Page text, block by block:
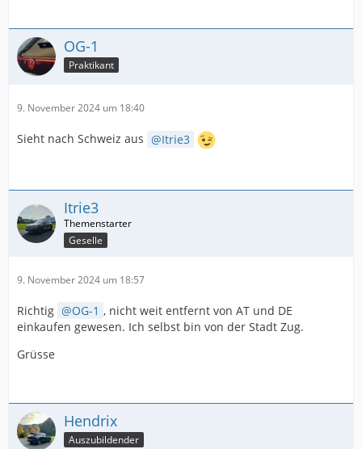
OG-1
Praktikant
9. November 2024 um 18:40
Sieht nach Schweiz aus Itrie3
Itrie3
Geselle
9. November 2024 um 18:57
Richtig OG-1 , nicht weit entfernt von AT und DE
einkaufen gewesen. Ich selbst bin von der Stadt Zug.
Grüsse
Hendrix
Auszubildender